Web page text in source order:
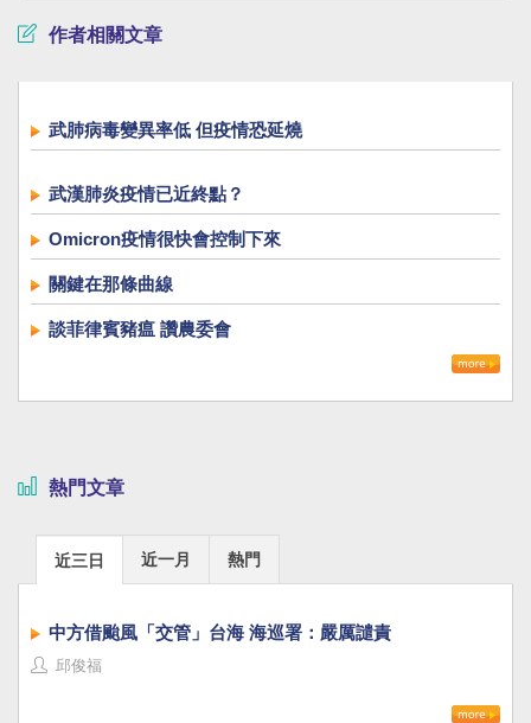
作者相關文章
武肺病毒變異率低 但疫情恐延燒
武漢肺炎疫情已近終點？
Omicron疫情很快會控制下來
關鍵在那條曲線
談菲律賓豬瘟 讚農委會
熱門文章
近三日 近一月 熱門
中方借颱風「交管」台海 海巡署：嚴厲譴責
邱俊福